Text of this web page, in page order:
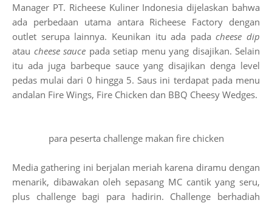
Manager PT. Richeese Kuliner Indonesia dijelaskan bahwa
ada perbedaan utama antara Richeese Factory dengan
outlet serupa lainnya. Keunikan itu ada padacheese dip
atau cheese sauce pada setiap menu yang disajikan. Selain
itu ada juga barbeque sauce yang disajikan denga level
pedas mulai dari 0 hingga 5. Saus ini terdapat pada menu
andalan Fire Wings, Fire Chicken dan BBQ Cheesy Wedges.
para peserta challenge makan fire chicken
Media gathering ini berjalan meriah karena diramu dengan
menarik, dibawakan oleh sepasang MC cantik yang seru,
plus challenge bagi para hadirin. Challenge berhadiah